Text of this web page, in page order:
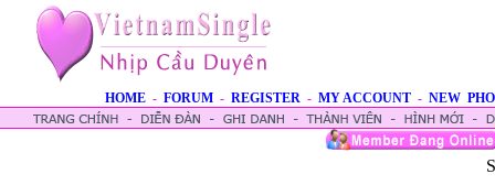
HOME - FORUM - REGISTER - MY ACCOUNT - NEW